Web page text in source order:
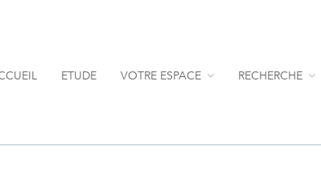
ETUDE VOTRE ESPACE RECHERCHE